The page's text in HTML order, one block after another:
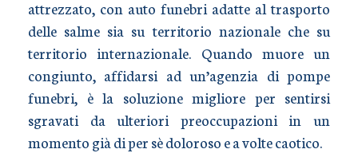
attrezzato, con auto funebri adatte al trasporto
delle salme sia su territorio nazionale che su
territorio internazionale. Quando muore un
congiunto, affidarsi ad un’agenzia di pompe
funebri, è la soluzione migliore per sentirsi
sgravati da ulteriori preoccupazioni in un
momento già di per sè doloroso e a volte caotico.